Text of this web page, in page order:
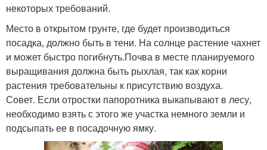
некоторых требований.
Место в открытом грунте, где будет производиться
посадка, должно быть в тени. На солнце растение чахнет
и может быстро погибнуть.Почва в месте планируемого
выращивания должна быть рыхлая, так как корни
растения требовательны к присутствию воздуха.
Совет. Если отростки папоротника выкапывают в лесу,
необходимо взять с этого же участка немного земли и
подсыпать ее в посадочную ямку.